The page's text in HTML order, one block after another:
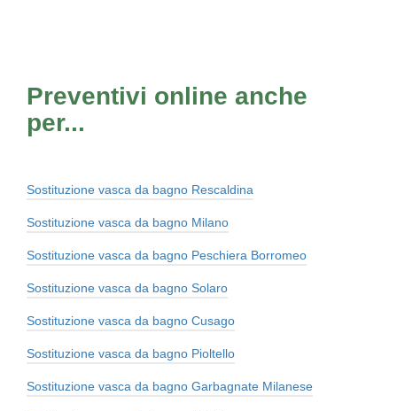
Preventivi online anche
per...
Sostituzione vasca da bagno Rescaldina
Sostituzione vasca da bagno Milano
Sostituzione vasca da bagno Peschiera Borromeo
Sostituzione vasca da bagno Solaro
Sostituzione vasca da bagno Cusago
Sostituzione vasca da bagno Pioltello
Sostituzione vasca da bagno Garbagnate Milanese